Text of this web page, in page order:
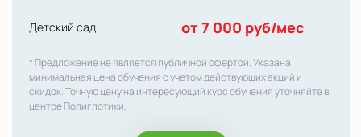
Детский сад от 7 000 руб/мес
* Предложение не является публичной офертой. Указана
минимальная цена обучения с учетом действующих акций и
скидок. Точную цену на интересующий курс обучения уточняйте в
центре Полиглотики.